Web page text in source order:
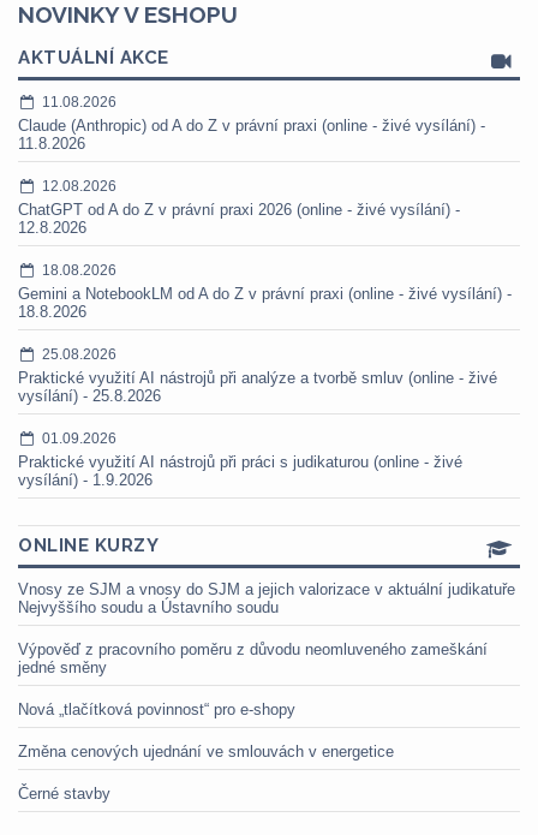
NOVINKY V ESHOPU
AKTUÁLNÍ AKCE
11.08.2026
Claude (Anthropic) od A do Z v právní praxi (online - živé vysílání) -
11.8.2026
12.08.2026
ChatGPT od A do Z v právní praxi 2026 (online - živé vysílání) -
12.8.2026
18.08.2026
Gemini a NotebookLM od A do Z v právní praxi (online - živé vysílání) -
18.8.2026
25.08.2026
Praktické využití AI nástrojů při analýze a tvorbě smluv (online - živé
vysílání) - 25.8.2026
01.09.2026
Praktické využití AI nástrojů při práci s judikaturou (online - živé
vysílání) - 1.9.2026
ONLINE KURZY
Vnosy ze SJM a vnosy do SJM a jejich valorizace v aktuální judikatuře
Nejvyššího soudu a Ústavního soudu
Výpověď z pracovního poměru z důvodu neomluveného zameškání
jedné směny
Nová „tlačítková povinnost“ pro e-shopy
Změna cenových ujednání ve smlouvách v energetice
Černé stavby